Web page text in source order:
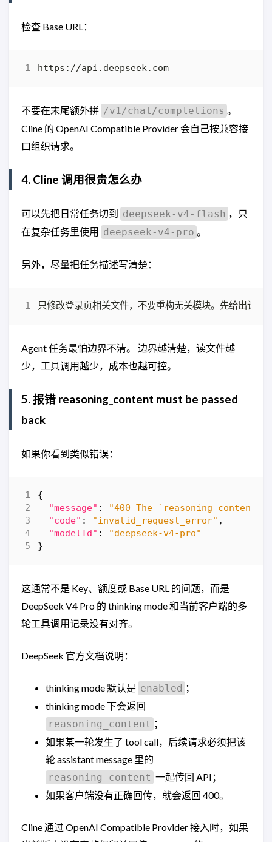
检查 Base URL：
不要在末尾额外拼 /v1/chat/completions 。
Cline 的 OpenAI Compatible Provider 会自己按兼容接
口组织请求。
4. Cline 调用很贵怎么办
可以先把日常任务切到 deepseek-v4-flash ，只
在复杂任务里使用 deepseek-v4-pro 。
另外，尽量把任务描述写清楚：
Agent 任务最怕边界不清。 边界越清楚，读文件越
少，工具调用越少，成本也越可控。
5. 报错 reasoning_content must be passed
back
如果你看到类似错误：
{
"message" :
"400 The
"code" : "invalid_request_error" ,
"modelId" :
"deepseek-v4-pro"
}
这通常不是 Key、额度或 Base URL 的问题，而是
DeepSeek V4 Pro 的 thinking mode 和当前客户端的多
轮工具调用记录没有对齐。
DeepSeek 官方文档说明：
thinking mode 默认是 enabled ；
thinking mode 下会返回
reasoning_content ；
如果某一轮发生了 tool call，后续请求必须把该
轮 assistant message 里的
reasoning_content 一起传回 API；
如果客户端没有正确回传，就会返回 400。
Cline 通过 OpenAI Compatible Provider 接入时，如果